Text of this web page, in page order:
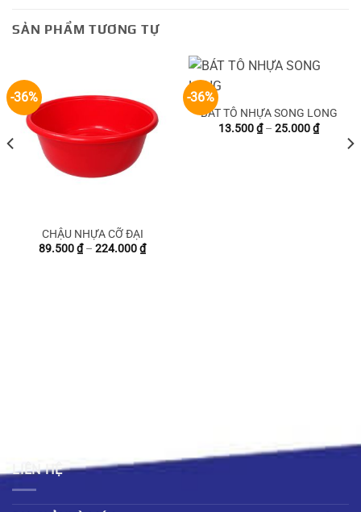
SẢN PHẨM TƯƠNG TỰ
-36%
CHẬU NHỰA CỠ ĐẠI
89.500₫ – 224.000₫Khoảng
giá:
-36%
BÁT TÔ NHỰA SONG LONG
13.500₫ – 25.000₫Khoảng
giá:
LIÊN HỆ